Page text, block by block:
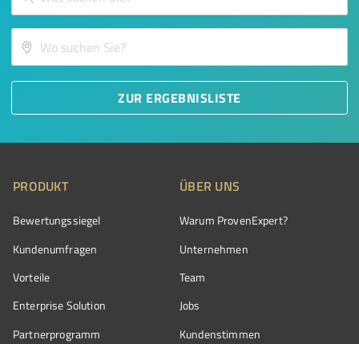
ZUR ERGEBNISLISTE
PRODUKT
Bewertungssiegel
Kundenumfragen
Vorteile
Enterprise Solution
Partnerprogramm
ÜBER UNS
Warum ProvenExpert?
Unternehmen
Team
Jobs
Kundenstimmen